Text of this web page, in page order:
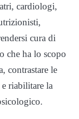
cardiologi,
cura di
che ha lo scopo
contrastare le
riabilitare la